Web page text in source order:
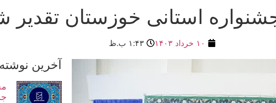
استانی خوزستان تقدیر
۱۰ خرداد ۱۴۰۳ ۱:۴۳ ب.ظ
آخرین